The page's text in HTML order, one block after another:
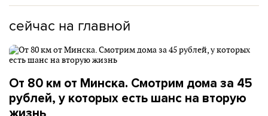
сейчас на главной
От 80 км от Минска. Смотрим дома за 45
рублей, у которых есть шанс на вторую